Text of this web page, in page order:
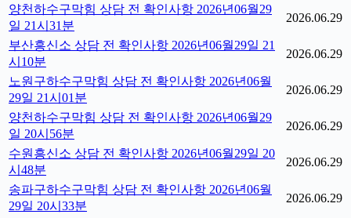
양천하수구막힘 상담 전 확인사항 2026년06월29
일 21시31분
2026.06.29
부산흥신소 상담 전 확인사항 2026년06월29일 21
시10분
2026.06.29
노원구하수구막힘 상담 전 확인사항 2026년06월
29일 21시01분
2026.06.29
양천하수구막힘 상담 전 확인사항 2026년06월29
일 20시56분
2026.06.29
수원흥신소 상담 전 확인사항 2026년06월29일 20
시48분
2026.06.29
송파구하수구막힘 상담 전 확인사항 2026년06월
29일 20시33분
2026.06.29